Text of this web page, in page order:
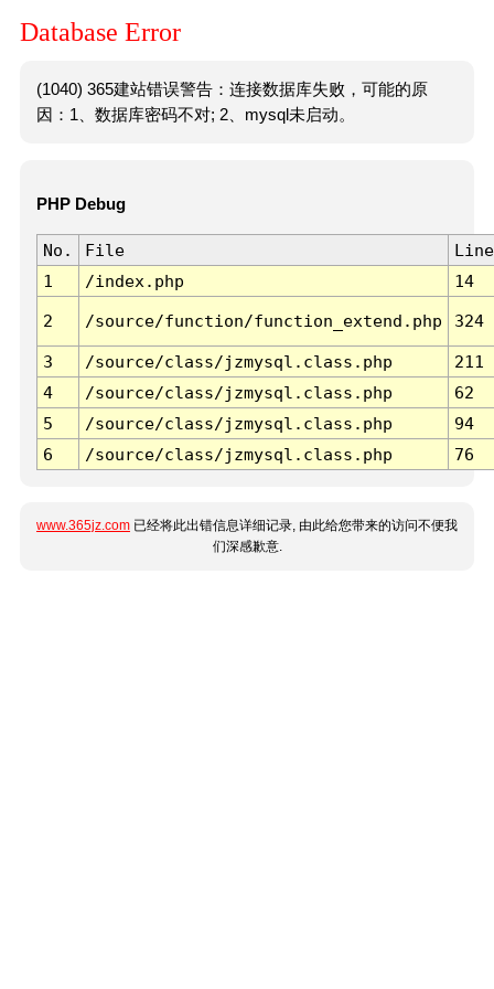
Database Error
(1040) 365建站错误警告：连接数据库失败，可能的原
因：1、数据库密码不对; 2、mysql未启动。
PHP Debug
No. File
Line
1
/index.php 14
2 /source/function/function_extend.php 324
3 /source/class/jzmysql.class.php
211
4
/source/class/jzmysql.class.php
62
5
/source/class/jzmysql.class.php
94
6
/source/class/jzmysql.class.php 76
www.365jz.com 已经将此出错信息详细记录, 由此给您带来的访问不便我
们深感歉意.